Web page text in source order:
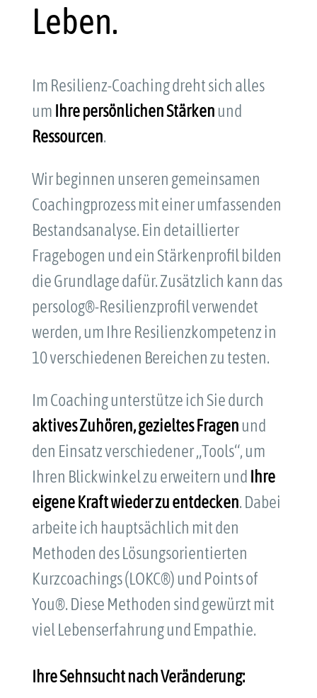
Leben.
Im Resilienz-Coaching dreht sich alles
um Ihre persönlichen Stärken und
Ressourcen.
Wir beginnen unseren gemeinsamen
Coachingprozess mit einer umfassenden
Bestandsanalyse. Ein detaillierter
Fragebogen und ein Stärkenprofil bilden
die Grundlage dafür. Zusätzlich kann das
persolog®-Resilienzprofil verwendet
werden, um Ihre Resilienzkompetenz in
10 verschiedenen Bereichen zu testen.
Im Coaching unterstütze ich Sie durch
aktives Zuhören, gezieltes Fragen und
den Einsatz verschiedener „Tools“, um
Ihren Blickwinkel zu erweitern und Ihre
eigene Kraft wieder zu entdecken. Dabei
arbeite ich hauptsächlich mit den
Methoden des Lösungsorientierten
Kurzcoachings (LOKC®) und Points of
You®. Diese Methoden sind gewürzt mit
viel Lebenserfahrung und Empathie.
Ihre Sehnsucht nach Veränderung: